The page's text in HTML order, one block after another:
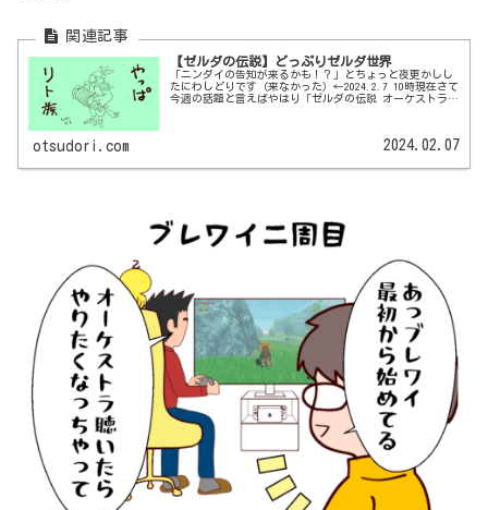
【ゼルダの伝説】どっぷりゼルダ世界
「ニンダイの告知が来るかも！？」とちょっと夜更かしし
たにわしどりです（来なかった）←2024.2.7 10時現在さて
今週の話題と言えばやはり「ゼルダの伝説 オーケストラコ
otsudori.com 2024.02.07